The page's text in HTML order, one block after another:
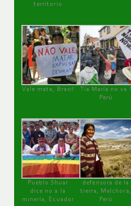
territorio
Vale mata, Brasil
Tía María no va !
Perú
Pueblo Shuar
dice no a la
minería, Ecuador
defensora de la
tierra, Melchora,
Perú